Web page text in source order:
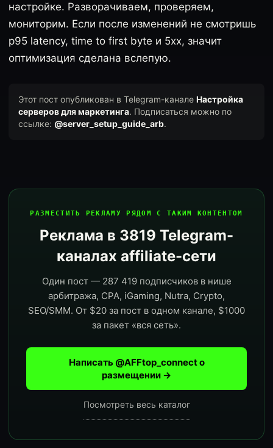
настройке. Разворачиваем, проверяем,
мониторим. Если после изменений не смотришь
p95 latency, time to first byte и 5xx, значит
оптимизация сделана вслепую.
Этот пост опубликован в Telegram-канале Настройка
серверов для маркетинга. Подписаться можно по
ссылке: @server_setup_guide_arb.
РАЗМЕСТИТЬ РЕКЛАМУ РЯДОМ С ТАКИМ КОНТЕНТОМ
Реклама в 3819 Telegram-
каналах affiliate-сети
Один пост — 287 419 подписчиков в нише
арбитража, CPA, iGaming, Nutra, Crypto,
SEO/SMM. От $20 за пост в одном канале, $1000
за пакет «вся сеть».
Написать @AFFtop_connect о
размещении →
Посмотреть весь каталог